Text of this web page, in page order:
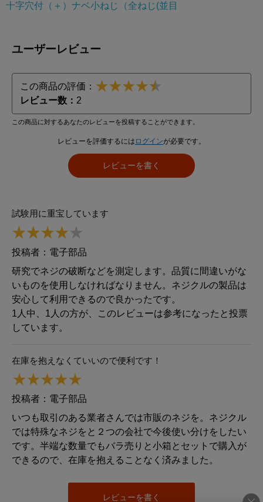
十字穴付（＋）ナベ小ねじ（全ねじ(並目
ユーザーレビュー
この商品の評価：
レビュー数： 2
この商品に対するあなたのレビューを投稿することができます。
レビューを評価するには ログインが必要です。
レビューを書く
試験用に重宝しています
投稿者： 電子部品
研究でネジの破断などを測定します。品質に間違いがな
いものを使用しなければなりません。ネジクルの製品は
安心して利用できるので良かったです。
1人中、1人の方が、このレビューは参考になったと投票
しています。
在庫を抱えなくていいので便利です！
投稿者： 電子部品
いつも取引のある業者さんでは市販のネジを。ネジクル
では特殊なネジをと２つの会社で今後使い分けをしたい
です。半端な数量でもバラ売りと小箱とセットで購入が
できるので、在庫を抱えることなく済みました。
レビューを書く